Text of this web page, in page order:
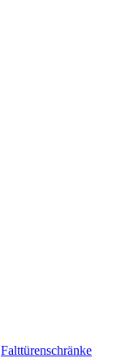
Falttürenschränke